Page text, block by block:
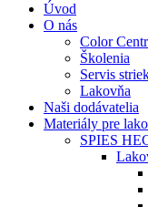
Úvod
O nás
Color
Školenia
Servis
Lakovňa
Naši dodávatelia
Materiály pre
SPIES